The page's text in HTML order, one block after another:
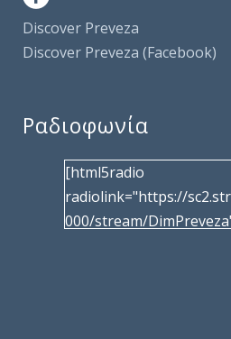
Discover Preveza
Discover Preveza (Facebook)
Ραδιοφωνία
[html5radio
radiolink="https://
000/stream/